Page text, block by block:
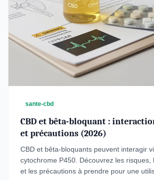
sante-cbd
CBD et bêta-bloquant :
et précautions (2026)
CBD et bêta-bloquants peuvent interagir
cytochrome P450. Découvrez les risques,
et les précautions à prendre pour une